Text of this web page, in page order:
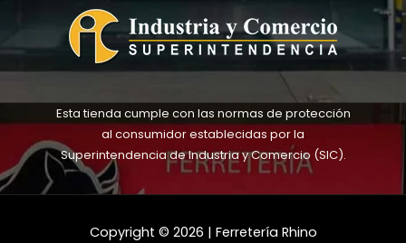
Esta tienda cumple con las normas de protección
al consumidor establecidas por la
Superintendencia de Industria y Comercio (SIC).
Copyright © 2026 | Ferretería Rhino